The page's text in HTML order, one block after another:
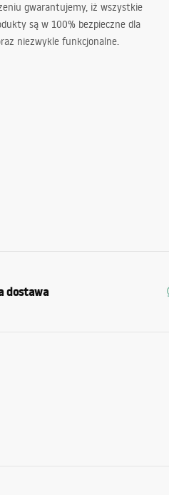
gwarantujemy, iż wszystkie
są w 100% bezpieczne dla
niezwykle funkcjonalne.
dostawa